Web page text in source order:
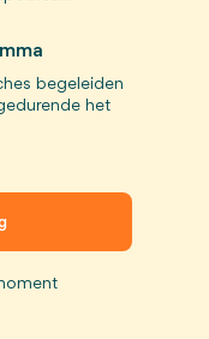
begeleiden
het